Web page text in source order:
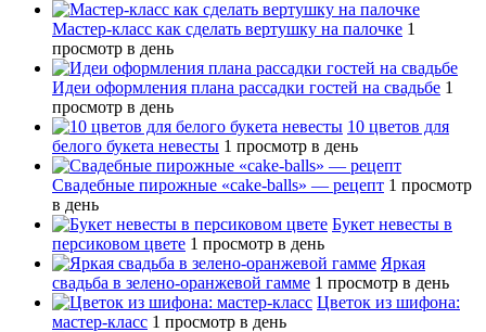
Мастер-класс как сделать вертушку на палочке 1
просмотр в день
Идеи оформления плана рассадки гостей на свадьбе 1
просмотр в день
10 цветов для
белого букета невесты 1 просмотр в день
Свадебные пирожные «cake-balls» — рецепт 1 просмотр
в день
Букет невесты в
персиковом цвете 1 просмотр в день
Яркая
свадьба в зелено-оранжевой гамме 1 просмотр в день
Цветок из шифона:
мастер-класс 1 просмотр в день